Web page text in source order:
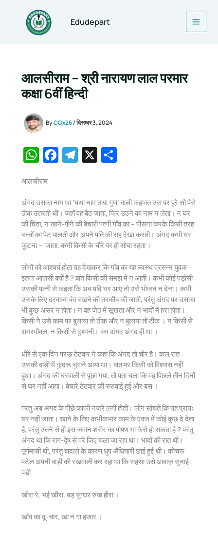
content
Edudepart
आलसीराम – श्री नारायण लाल परमार
कक्षा 6वीं हिन्दी
ByCGx26/दिसम्बर 3, 2024
W
at
s
A
p
p
F
e
b
o
o
k
T
gr
a
m
X
e
आलसीराम
अंगद उसका नाम था ‘यथा नाम तथा गुण’ वाली कहावत उस पर पूरे सौ पैसे
ठीक उतरती थी। जहाँ वह बैठ जाता, फिर उठने का नाम न लेता। न घर
की चिंता, न खाने-पीने की बेचारी पत्नी गाँव का – पीसना करके किसी तरह
बच्चों का पेट पालती और अपने पति की राह देखा करती। अंगद कभी घर
कूटना – ‍ जाता, कभी किसी के चौरे पर ही सोया रहता ।
लोगों को आश्चर्य होता यह देखकर कि गाँव का यह स्वस्थ प्रसन्न युवक
इतना आलसी क्यों है ? बात किसी की समझ में न आती। कभी कोई पड़ोसी
उसकी पत्नी से कहता कि अब यदि घर आए तो उसे भोजन न देना। कभी
उसके लिए दरवाजा बंद रखने की तरकीब की जाती, परंतु अंगद पर उसका
भी कुछ असर न होता। न वह जेठ में सूखता और न भादों में हरा होता।
किसी ने उसे काम पर बुलाया तो ठीक और न बुलाया तो ठीक । न किसी से
रामरमौवल, न किसी से दुश्मनी। बस अंगद अंगद ही था ।
धीरे से एक दिन परऊ ठेठवार ने कहा कि अंगद तो चोर है। कल रात
उसकी बाड़ी में कुंदरू चुराने आया था। बात पर किसी को विश्वास नहीं
हुआ। अंगद की घरवाली से पूछा गया, तो पता चला कि वह पिछले तीन दिनों
से घर नहीं आया। बेचारे ठेठवार की रुसवाई हुई और बस ।
परंतु अब अंगद के पीछे काफी नज़रें लगी होतीं। लोग सोचते कि यह प्रायः
घर नहीं जाता। खाने के लिए कभीकभार काम के एवज में कोई कुछ दे देता
है, परंतु उतने से ही इस जवान शरीर का पोषण भा कैसे हो सकता है ? परंतु
अंगद था कि राग-द्वेष से परे जिए चला जा रहा था। भादों की रात थी।
पूर्णमासी थी, परंतु बादलों के कारण धुप अँधियारी छाई हुई थी। कोचरू
पटेल अपनी बाड़ी की रखवाली कर रहा था कि सहसा उसे आवाज़ सुनाई
पड़ी
खीरा रे, भई खीरा, बड़ सुग्घर रुख हीरा ।
खाँव का दू-चार, खा न गा हजार ।